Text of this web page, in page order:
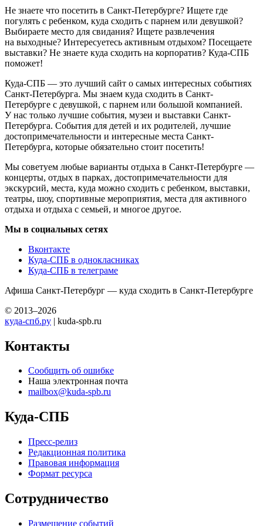
Не знаете что посетить в Санкт-Петербурге? Ищете где
погулять с ребенком, куда сходить с парнем или девушкой?
Выбираете место для свидания? Ищете развлечения
на выходные? Интересуетесь активным отдыхом? Посещаете
выставки? Не знаете куда сходить на корпоратив? Куда-СПБ
поможет!
Куда-СПБ — это лучший сайт о самых интересных событиях
Санкт-Петербурга. Мы знаем куда сходить в Санкт-
Петербурге с девушкой, с парнем или большой компанией.
У нас только лучшие события, музеи и выставки Санкт-
Петербурга. События для детей и их родителей, лучшие
достопримечательности и интересные места Санкт-
Петербурга, которые обязательно стоит посетить!
Мы советуем любые варианты отдыха в Санкт-Петербурге —
концерты, отдых в парках, достопримечательности для
экскурсий, места, куда можно сходить с ребенком, выставки,
театры, шоу, спортивные мероприятия, места для активного
отдыха и отдыха с семьей, и многое другое.
Мы в социальных сетях
Вконтакте
Куда-СПБ в однокласниках
Куда-СПБ в телеграме
Афиша Санкт-Петербург — куда сходить в Санкт-Петербурге
© 2013–2026
куда-спб.ру | kuda-spb.ru
Контакты
Сообщить об ошибке
Наша электронная почта
mailbox@kuda-spb.ru
Куда-СПБ
Пресс-релиз
Редакционная политика
Правовая информация
Формат ресурса
Сотрудничество
Размещение событий